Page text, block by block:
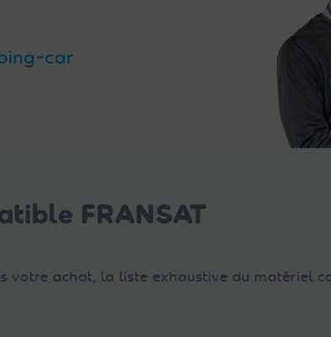
car
FRANSAT
votre achat, la liste exhaustive du matériel